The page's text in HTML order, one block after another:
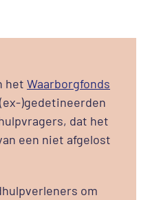
het Waarborgfonds
)gedetineerden
dat het
een niet afgelost
om